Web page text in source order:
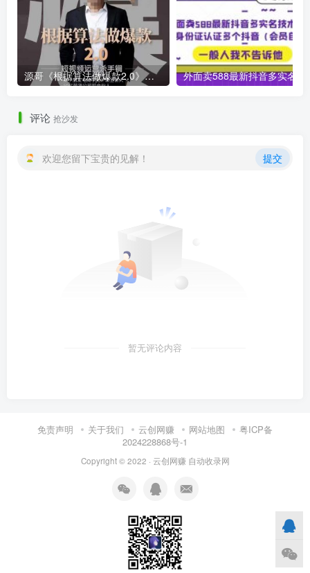
源哥《根据算法做爆款2.0》快速起号的秘籍，短视频运营杀手锏
评论 抢沙发
欢迎您留下宝贵的见解！ 提交
暂无评论内容
免责声明 关于我们 云创网赚 网站地图
粤ICP备
2024228868号-1
Copyright © 2022 · 云创网赚 自动收录网